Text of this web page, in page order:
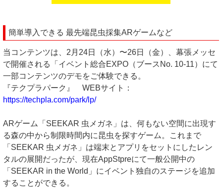
簡単導入できる 最先端昆虫採集ARゲームなど
当コンテンツは、2月24日（水）〜26日（金）、幕張メッセ
で開催される「イベント総合EXPO（ブースNo. 10-11）にて
一部コンテンツのデモをご体験できる。
『テクプラパーク』 WEBサイト：
https://techpla.com/park/lp/
ARゲーム「SEEKAR 虫メガネ」は、何もない空間に出現す
る森の中から制限時間内に昆虫を探すゲーム。これまで
「SEEKAR 虫メガネ」は端末とアプリをセットにしたレン
タルの展開だったが、現在AppStpreにて一般公開中の
「SEEKAR in the World」にイベント独自のステージを追加
することができる。